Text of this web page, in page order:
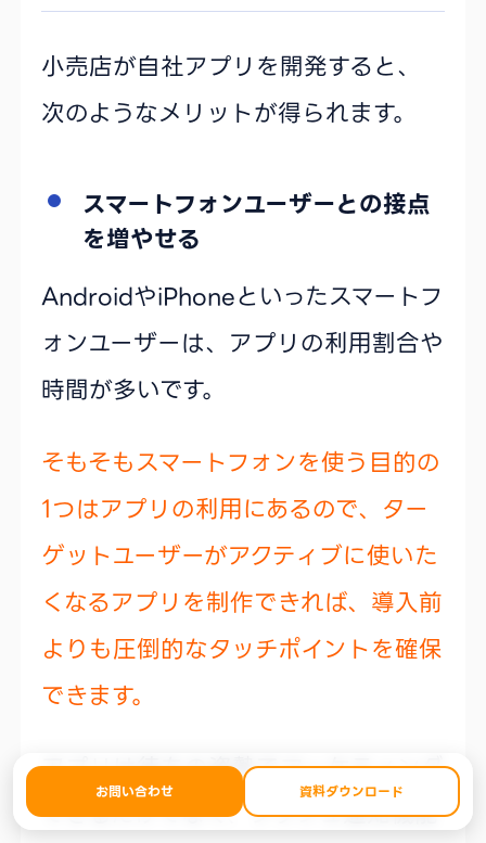
小売店が自社アプリを開発すると、
次のようなメリットが得られます。
スマートフォンユーザーとの接点
を増やせる
AndroidやiPhoneといったスマートフ
ォンユーザーは、アプリの利用割合や
時間が多いです。
そもそもスマートフォンを使う目的の
1つはアプリの利用にあるので、ター
ゲットユーザーがアクティブに使いた
くなるアプリを制作できれば、導入前
よりも圧倒的なタッチポイントを確保
できます。
アプリは待ちの姿勢でマーケティング
できるだけでなく、プッシュ通知機能
お問い合わせ 資料ダウンロード